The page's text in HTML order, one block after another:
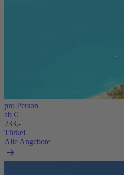
pro Person
ab €
233,-
Türkei
Alle Angebote